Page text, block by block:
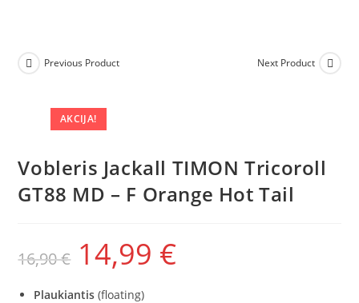
AKCIJA!
Previous Product Next Product
Vobleris Jackall TIMON Tricoroll
GT88 MD – F Orange Hot Tail
16,90€ 14,99 €
Plaukiantis(floating)